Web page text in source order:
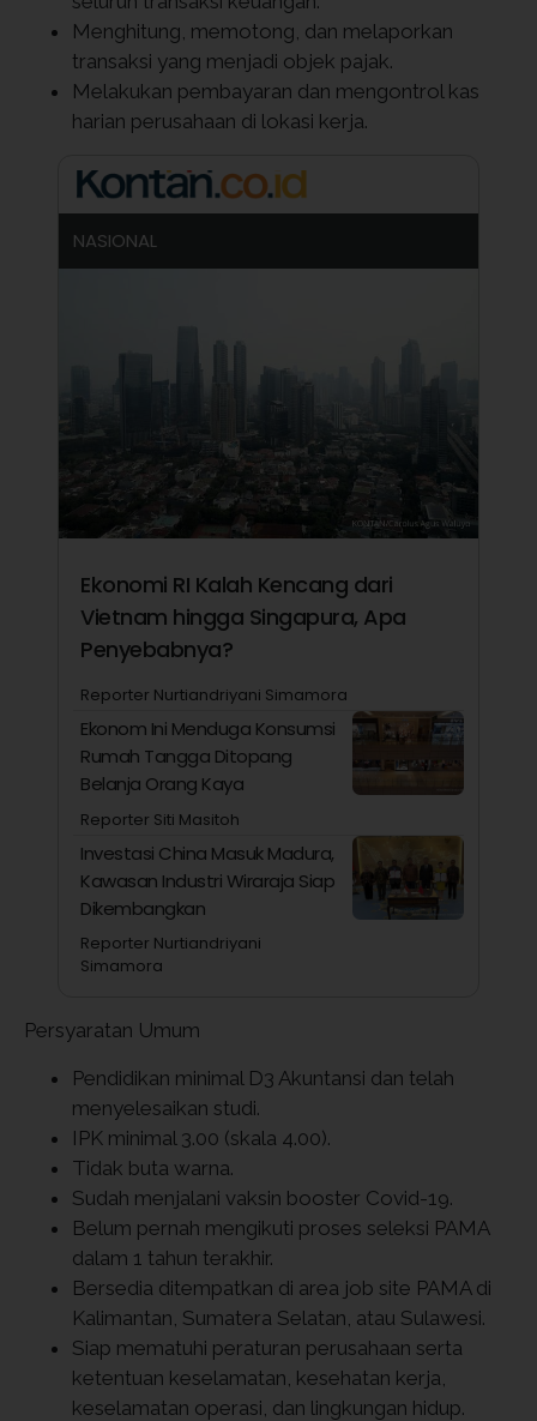
Menghitung, memotong, dan melaporkan
transaksi yang menjadi objek pajak.
Melakukan pembayaran dan mengontrol kas
harian perusahaan di lokasi kerja.
NASIONAL
Ekonomi RI Kalah Kencang dari
Vietnam hingga Singapura, Apa
Penyebabnya?
Reporter Nurtiandriyani Simamora
Ekonom Ini Menduga Konsumsi
Rumah Tangga Ditopang
Belanja Orang Kaya
Reporter Siti Masitoh
Investasi China Masuk Madura,
Kawasan Industri Wiraraja Siap
Dikembangkan
Reporter Nurtiandriyani
Simamora
Persyaratan Umum
Pendidikan minimal D3 Akuntansi dan telah
menyelesaikan studi.
IPK minimal 3.00 (skala 4.00).
Tidak buta warna.
Sudah menjalani vaksin booster Covid-19.
Belum pernah mengikuti proses seleksi PAMA
dalam 1 tahun terakhir.
Bersedia ditempatkan di area job site PAMA di
Kalimantan, Sumatera Selatan, atau Sulawesi.
Siap mematuhi peraturan perusahaan serta
ketentuan keselamatan, kesehatan kerja,
keselamatan operasi, dan lingkungan hidup.